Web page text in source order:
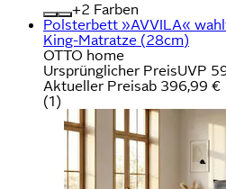
+
Farben
Polsterbett »AVVILA«
King-Matratze (28cm)
OTTO home
Ursprünglicher PreisUVP
Aktueller Preisab 396,99 €
(1)